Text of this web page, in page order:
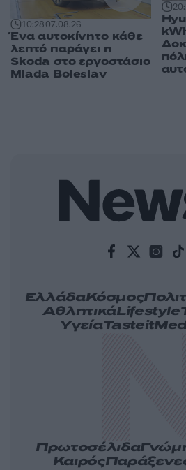
10:2807.08.26
Ένα αυτοκίνητο κάθε
λεπτό παράγει η
Skoda στο εργοστάσιο
Mlada Boleslav
ΕλλάδαΚόσμος
ΑθλητικάLifestyle
ΥγείαTasteit
Πρωτοσέλιδα
Καιρός